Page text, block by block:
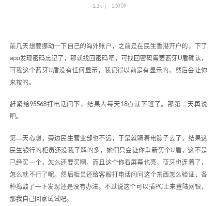
1.3k
1 分钟
前几天想要挪动一下自己的海外账户，之前是在民生香港开户的。下了
app发现密码忘记了，那就找回密码吧，可找回密码需要蓝牙U盾确认，
可我这个蓝牙U盾没有任何显示，我记得以前是有显示的，然后会让你
来按的。
赶紧给95568打电话问下，结果人每天18点就下班了。那第二天再说
吧。
第二天心想，旁边民生营业部也不远，于是就骑着电蹦子去了，结果这
民生银行的柜员还没我了解的多，她们只会让你重新买个U盾，这不是
已经买一个，怎么还要买啊，而且这个你看屏幕也亮，蓝牙也连着了，
怎么就不行了呢。然后柜员还给客服打电话问问这个东西怎么验证，各
种捣鼓了一下发现还是没有办法。不过说这个可以插PC上来登陆网银，
那我自己回家试试吧。